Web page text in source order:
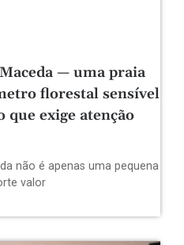
— uma praia
florestal sensível
exige atenção
não é apenas uma pequena
valor